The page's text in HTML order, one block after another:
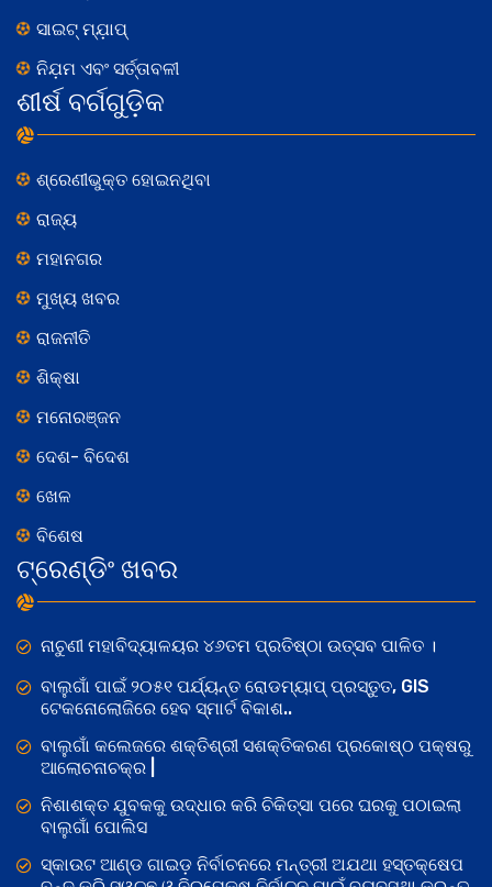
ସାଇଟ୍ ମ୍ଯ଼ାପ୍
ନିଯ଼ମ ଏବଂ ସର୍ତ୍ତାବଳୀ
ଶୀର୍ଷ ବର୍ଗଗୁଡ଼ିକ
ଶ୍ରେଣୀଭୁକ୍ତ ହୋଇନଥିବା
ରାଜ୍ୟ
ମହାନଗର
ମୁଖ୍ୟ ଖବର
ରାଜନୀତି
ଶିକ୍ଷା
ମନୋରଞ୍ଜନ
ଦେଶ- ବିଦେଶ
ଖେଳ
ବିଶେଷ
ଟ୍ରେଣ୍ଡିଂ ଖବର
ନାଚୁଣୀ ମହାବିଦ୍ୟାଳୟର ୪୬ତମ ପ୍ରତିଷ୍ଠା ଉତ୍ସବ ପାଳିତ ।
ବାଲୁଗାଁ ପାଇଁ ୨୦୫୧ ପର୍ଯ୍ୟନ୍ତ ରୋଡମ୍ୟାପ୍ ପ୍ରସ୍ତୁତ, GIS
ଟେକନୋଲୋଜିରେ ହେବ ସ୍ମାର୍ଟ ବିକାଶ..
ବାଲୁଗାଁ କଲେଜରେ ଶକ୍ତିଶ୍ରୀ ସଶକ୍ତିକରଣ ପ୍ରକୋଷ୍ଠ ପକ୍ଷରୁ
ଆଲୋଚନାଚକ୍ର |
ନିଶାଶକ୍ତ ଯୁବକକୁ ଉଦ୍ଧାର କରି ଚିକିତ୍ସା ପରେ ଘରକୁ ପଠାଇଲା
ବାଲୁଗାଁ ପୋଲିସ
ସ୍କାଉଟ ଆଣ୍ଡ ଗାଇଡ଼ ନିର୍ବାଚନରେ ମନ୍ତ୍ରୀ ଅଯଥା ହସ୍ତକ୍ଷେପ